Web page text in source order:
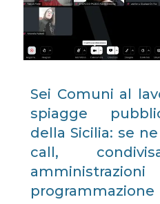
Sei Comuni al
spiagge
della Sicilia: se
call,